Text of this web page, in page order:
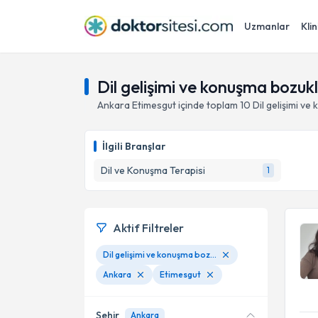
Uzmanlar
Dil gelişimi ve konuşma
Ankara Etimesgutiçinde toplam 10 Dil gelişimi ve
İlgili Branşlar
Dil ve Konuşma Terapisi
1
Aktif Filtreler
Dil gelişimi ve konuşma bozuklukları
Ankara
Etimesgut
Şehir Ankara